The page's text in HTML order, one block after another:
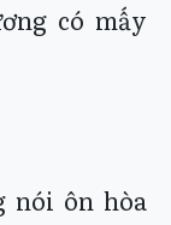
có mấy
nói ôn hòa